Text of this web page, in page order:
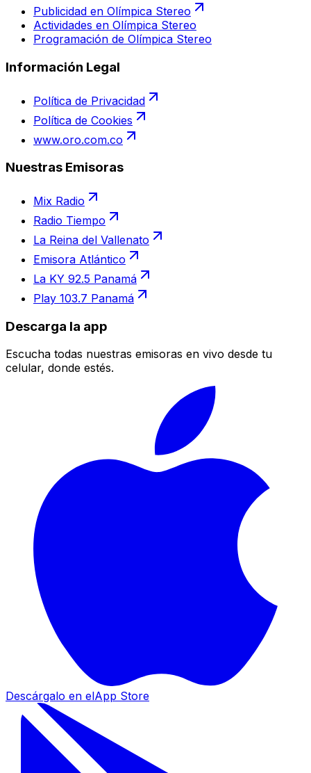
Publicidad en Olímpica Stereo
Actividades en Olímpica Stereo
Programación de Olímpica Stereo
Información Legal
Política de Privacidad
Política de Cookies
www.oro.com.co
Nuestras Emisoras
Mix Radio
Radio Tiempo
La Reina del Vallenato
Emisora Atlántico
La KY 92.5 Panamá
Play 103.7 Panamá
Descarga la app
Escucha todas nuestras emisoras en vivo desde tu
celular, donde estés.
Descárgalo en elApp Store